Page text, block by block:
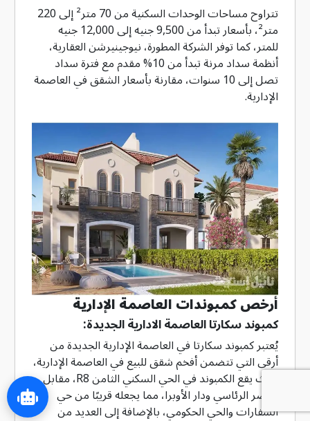
تتراوح مساحات الوحدات السكنية من 70 متر² إلى 220
متر²، بأسعار تبدأ من 9,500 جنيه إلى 12,000 جنيه
للمتر، كما توفر الشركة المطورة، نيوجينيرشن العقارية،
أنظمة سداد مرنة تبدأ من 10% مقدم مع فترة سداد
تصل إلى 10 سنوات، مقارنة بأسعار الشقق في العاصمة
الإدارية.
أرخص كمبوندات العاصمة الإدارية
كمبوند سكارتا العاصمة الادارية الجديدة:
يُعتبر كمبوند سكارتا في العاصمة الإدارية الجديدة من
أرقى التي تتضمن أفخم شقق للبيع في العاصمة الإدارية،
حيث يقع الكمبوند في الحي السكني الثامن R8، مقابل
القصر الرئاسي ودار الأوبرا، مما يجعله قريبًا من حي
السفارات والحي الحكومي، بالإضافة إلى العديد من